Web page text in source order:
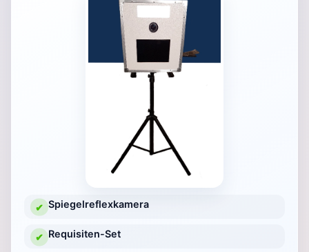
✔ Spiegelreflexkamera
✔ Requisiten-Set